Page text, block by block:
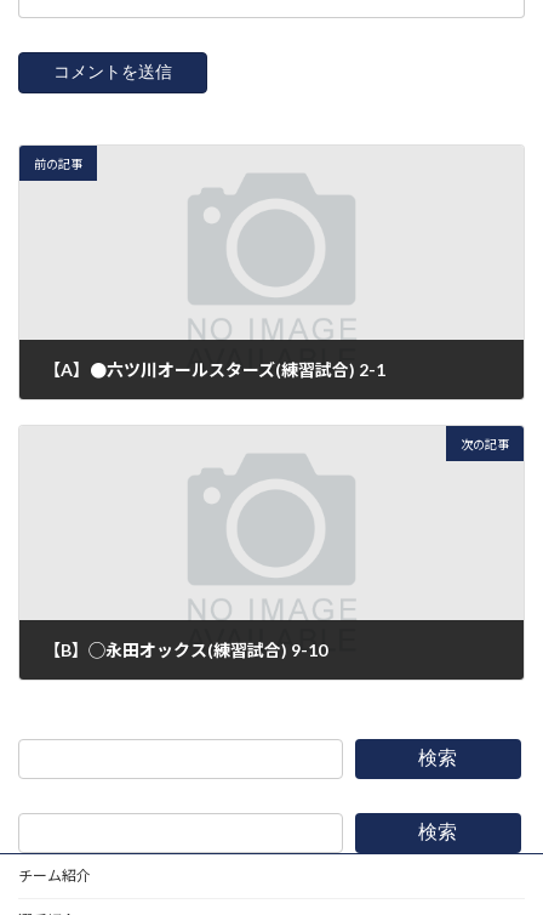
前の記事
【A】●六ツ川オールスターズ(練習試合) 2-1
次の記事
【B】◯永田オックス(練習試合) 9-10
検索
検索
チーム紹介